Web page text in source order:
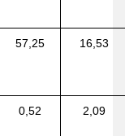
57,25 16,53
0,52 2,09